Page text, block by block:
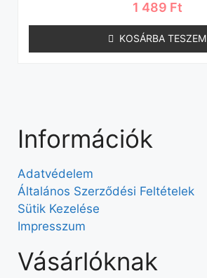
1 489 Ft
KOSÁRBA TESZEM
Információk
Adatvédelem
Általános Szerződési Feltételek
Sütik Kezelése
Impresszum
Vásárlóknak